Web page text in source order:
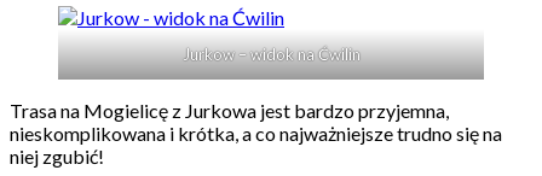
Jurkow – widok na Ćwilin
Trasa na Mogielicę z Jurkowa jest bardzo przyjemna,
nieskomplikowana i krótka, a co najważniejsze trudno się na
niej zgubić!